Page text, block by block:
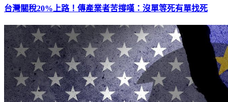
台灣關稅20%上路！傳產業者苦撐嘆：沒單等死有單找死